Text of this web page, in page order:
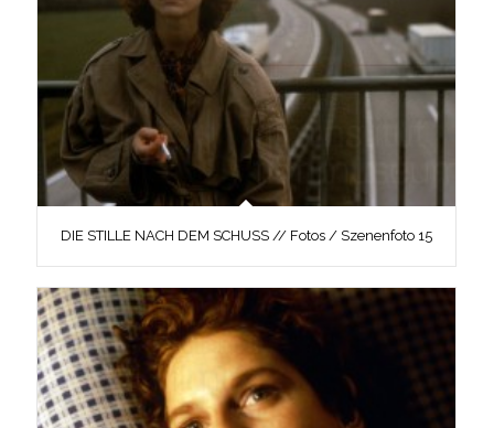
DIE STILLE NACH DEM SCHUSS // Fotos / Szenenfoto 15